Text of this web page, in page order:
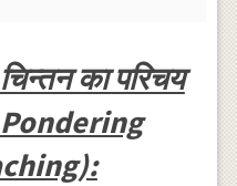
का परिचय